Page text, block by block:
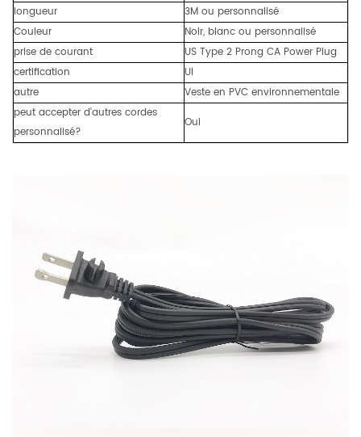
longueur
3M ou personnalisé
Couleur
Noir, blanc ou personnalisé
prise de courant
US Type 2 Prong CA Power Plug
certification
Ul
autre
Veste en PVC environnementale
peut accepter d'autres cordes
personnalisé?
Oui